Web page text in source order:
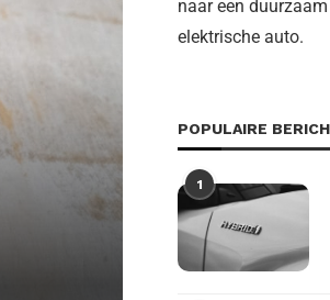
naar een
elektrische auto.
POPULAIRE
1